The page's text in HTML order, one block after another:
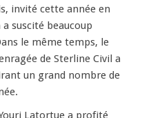
invité cette année en
suscité beaucoup
le même temps, le
de Sterline Civil a
un grand nombre de